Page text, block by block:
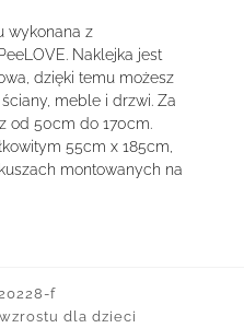
wykonana z
Naklejka jest
dzięki temu możesz
meble i drzwi. Za
od 50cm do 170cm.
55cm x 185cm,
montowanych na
f
dla dzieci